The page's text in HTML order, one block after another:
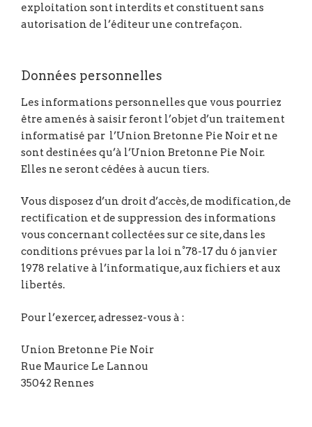
exploitation sont interdits et constituent sans
autorisation de l’éditeur une contrefaçon.
Données personnelles
Les informations personnelles que vous pourriez
être amenés à saisir feront l’objet d’un traitement
informatisé par l’Union Bretonne Pie Noir et ne
sont destinées qu’à l’Union Bretonne Pie Noir.
Elles ne seront cédées à aucun tiers.
Vous disposez d’un droit d’accès, de modification, de
rectification et de suppression des informations
vous concernant collectées sur ce site, dans les
conditions prévues par la loi n°78-17 du 6 janvier
1978 relative à l’informatique, aux fichiers et aux
libertés.
Pour l’exercer, adressez-vous à :
Union Bretonne Pie Noir
Rue Maurice Le Lannou
35042 Rennes